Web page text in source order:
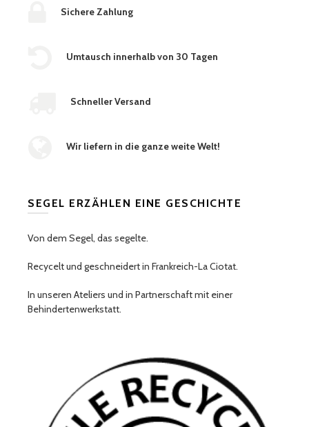
Sichere Zahlung
Umtausch innerhalb von 30 Tagen
Schneller Versand
Wir liefern in die ganze weite Welt!
SEGEL ERZÄHLEN EINE GESCHICHTE
Von dem Segel, das segelte.
Recycelt und geschneidert in Frankreich-La Ciotat.
In unseren Ateliers und in Partnerschaft mit einer
Behindertenwerkstatt.